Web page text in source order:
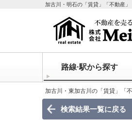
加古川・明石の「賃貸」「不動産」
路線·駅から探す
加古川・東加古川の「賃貸」「
検索結果一覧に戻る